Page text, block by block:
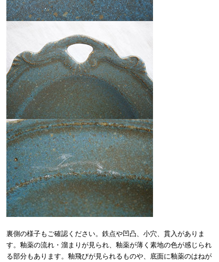
裏側の様子もご確認ください。鉄点や凹凸、小穴、貫入がありま
す。釉薬の流れ・溜まりが見られ、釉薬が薄く素地の色が感じられ
る部分もあります。釉飛びが見られるものや、底面に釉薬のはねが